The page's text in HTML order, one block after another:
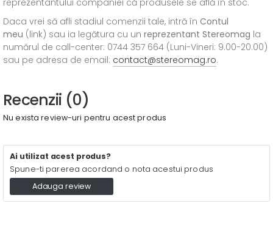
reprezentantului companiei că produsele se află în stoc.
Daca vrei să afli stadiul comenzii tale, intră în Contul
meu (link) sau ia legătura cu un reprezentant Stereomag la
numărul de call-center: 0744 357 664 (Luni-Vineri: 9.00-20.00)
sau pe adresa de email: contact@stereomag.ro.
Recenzii (0)
Nu exista review-uri pentru acest produs
Ai utilizat acest produs?
Spune-ti parerea acordand o nota acestui produs
Adauga review